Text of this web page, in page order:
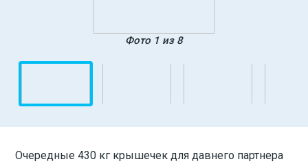
Фото 1 из 8
Очередные 430 кг крышечек для давнего партнера